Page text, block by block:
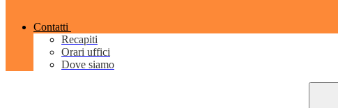
Contatti
Recapiti
Orari uffici
Dove siamo